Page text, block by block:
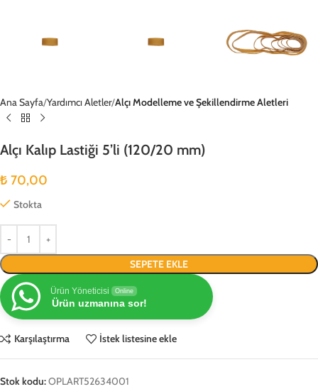
Ana Sayfa Yardımcı Aletler Alçı Modelleme ve Şekillendirme Aletleri
Alçı Kalıp Lastiği 5’li (120/20 mm)
₺ 70,00
Stokta
SEPETE EKLE
Ürün Yöneticisi Online
Ürün uzmanına sor!
Karşılaştırma İstek listesine ekle
Stok kodu:OPLART52634001